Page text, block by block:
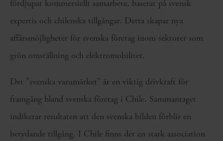
fördjupat kommersiellt samarbete, baserat på svensk
expertis och chilenska tillgångar. Detta skapar nya
affärsmöjligheter för svenska företag inom sektorer som
grön omställning och elektromobilitet.
Det ”svenska varumärket” är en viktig drivkraft för
framgång bland svenska företag i Chile. Sammantaget
indikerar resultaten att den svenska bilden förblir en
betydande tillgång. I Chile finns det en stark association